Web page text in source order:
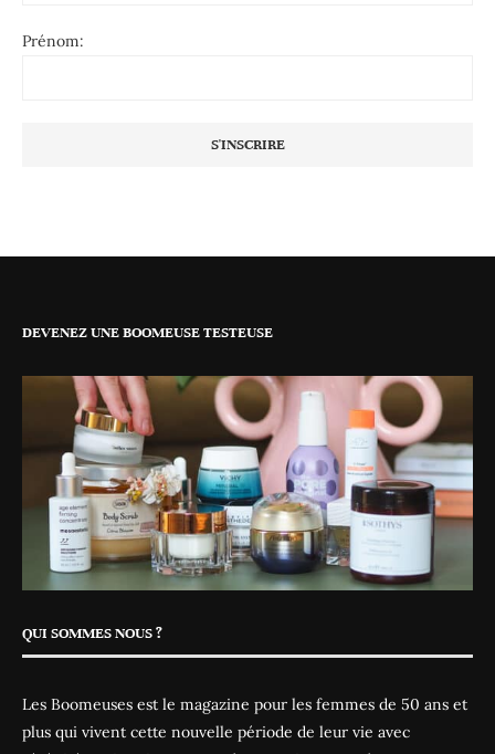
Prénom:
DEVENEZ UNE BOOMEUSE TESTEUSE
QUI SOMMES NOUS ?
Les Boomeuses est le magazine pour les femmes de 50 ans et
plus qui vivent cette nouvelle période de leur vie avec